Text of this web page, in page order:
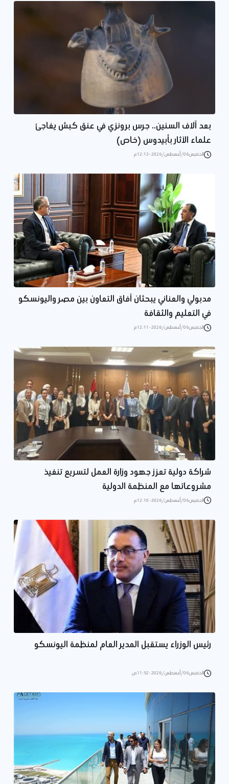
بعد آلاف السنين.. جرس برونزي في عنق كبش يفاجئ
علماء الآثار بأبيدوس (خاص)
الخميس 06/أغسطس/2026 - 12:13 م
مدبولي والعناني يبحثان آفاق التعاون بين مصر واليونسكو
في التعليم والثقافة
الخميس 06/أغسطس/2026 - 12:11 م
شراكة دولية تعزز جهود وزارة العمل لتسريع تنفيذ
مشروعاتها مع المنظمة الدولية
الخميس 06/أغسطس/2026 - 12:10 م
رئيس الوزراء يستقبل المدير العام لمنظمة اليونسكو
الخميس 06/أغسطس/2026 - 11:52 ص